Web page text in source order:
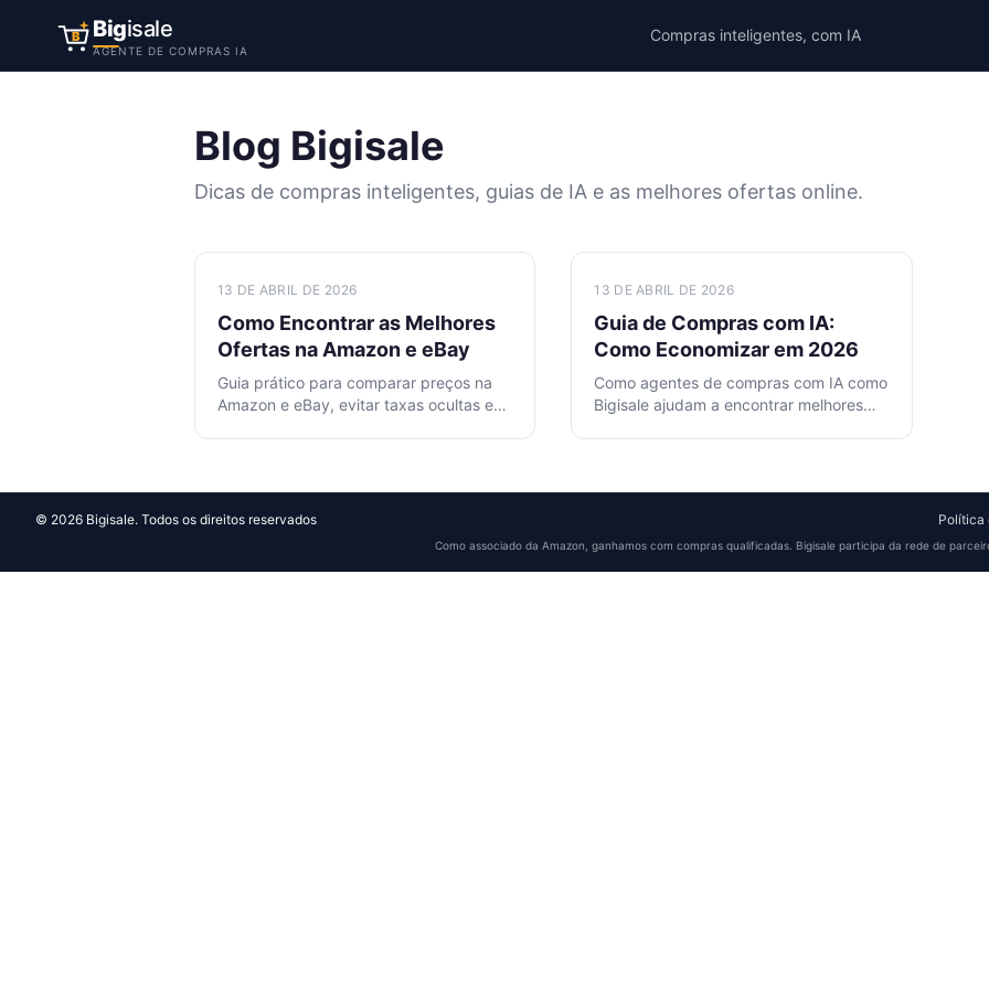
B Bigisale
AGENTE DE COMPRAS IA
Compras inteligentes, com IA
Blog Bigisale
Dicas de compras inteligentes, guias de IA e as melhores ofertas online.
13 DE ABRIL DE 2026
Como Encontrar as Melhores
Ofertas na Amazon e eBay
Guia prático para comparar preços na
Amazon e eBay, evitar taxas ocultas e
13 DE ABRIL DE 2026
Guia de Compras com IA:
Como Economizar em 2026
Como agentes de compras com IA como
Bigisale ajudam a encontrar melhores
© 2026 Bigisale. Todos os direitos reservados Política
Como associado da Amazon, ganhamos com compras qualificadas. Bigisale participa da rede de